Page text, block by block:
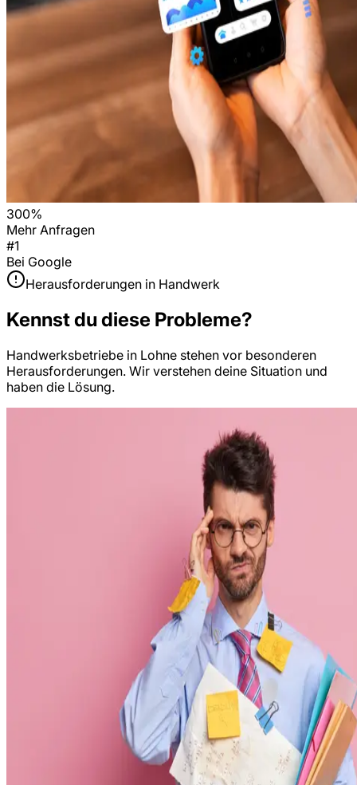
300%
Mehr Anfragen
#1
Bei Google
Herausforderungen in Handwerk
Kennst du diese Probleme?
Handwerksbetriebe in Lohne stehen vor besonderen
Herausforderungen. Wir verstehen deine Situation und
haben die Lösung.